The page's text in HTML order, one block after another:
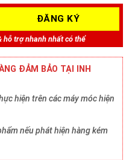
hỗ trợ nhanh nhất có thể
ĐẢM BẢO TẠI INH
hiện trên các máy móc hiện
nếu phát hiện hàng kém